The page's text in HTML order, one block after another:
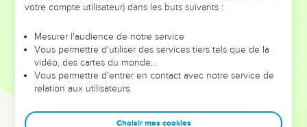
leur foi ou leur vision. Mais on voit moins les doutes, les erreurs
et les saisons difficiles qu'ils ont traversés, alors même que ce
sont elles qui les ont façonnés.
Dans cette conférence, leaders, entrepreneurs, et responsables
clés pour avancer avec plus de sagesse afin que leurs erreurs
votre compte utilisateur) dans les buts suivants :
Mesurer l'audience de notre service
Vous permettre d'utiliser des services tiers tels que de la
vidéo, des cartes du monde…
Vous permettre d'entrer en contact avec notre service de
relation aux utilisateurs.
Choisir mes cookies